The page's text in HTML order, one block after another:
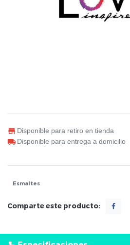
Disponible para retiro en tienda
Disponible para entrega a domicilio
Esmaltes
Comparte este producto: